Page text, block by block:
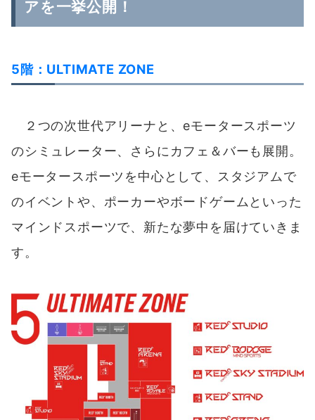
アを一挙公開！
5階：ULTIMATE ZONE
２つの次世代アリーナと、eモータースポーツ
のシミュレーター、さらにカフェ＆バーも展開。
eモータースポーツを中心として、スタジアムで
のイベントや、ポーカーやボードゲームといった
マインドスポーツで、新たな夢中を届けていきま
す。